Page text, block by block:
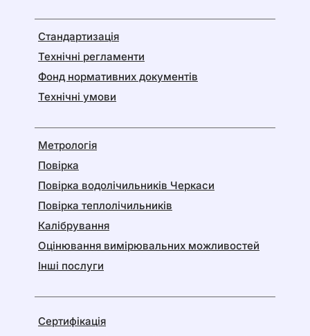
Стандартизація
Технічні регламенти
Фонд нормативних документів
Технічні умови
Метрологія
Повірка
Повірка водолічильників Черкаси
Повірка теплолічильників
Калібрування
Оцінювання вимірювальних можливостей
Інші послуги
Сертифікація